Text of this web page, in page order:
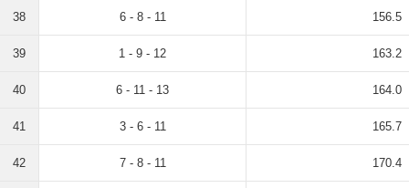
38 6 - 8 - 11 156.5
39 1 - 9 - 12 163.2
40 6 - 11 - 13 164.0
41 3 - 6 - 11 165.7
42 7 - 8 - 11 170.4